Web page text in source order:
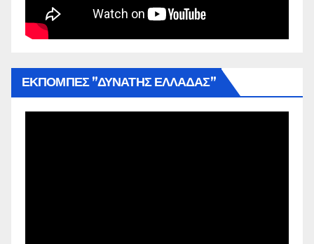
ΕΚΠΟΜΠΕΣ ”ΔΥΝΑΤΗΣ ΕΛΛΑΔΑΣ”